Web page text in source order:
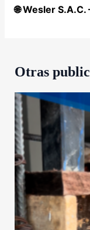
🌐Wesler S.A.C.
Otras